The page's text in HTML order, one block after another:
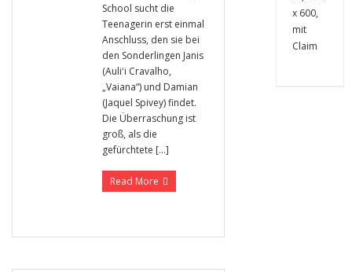
School sucht die
Teenagerin erst einmal
Anschluss, den sie bei
den Sonderlingen Janis
(Auliʻi Cravalho,
„Vaiana“) und Damian
(Jaquel Spivey) findet.
Die Überraschung ist
groß, als die
gefürchtete […]
Read More